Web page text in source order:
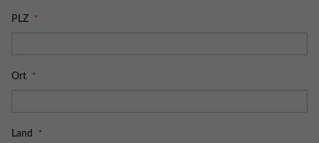
PLZ
Ort
Land